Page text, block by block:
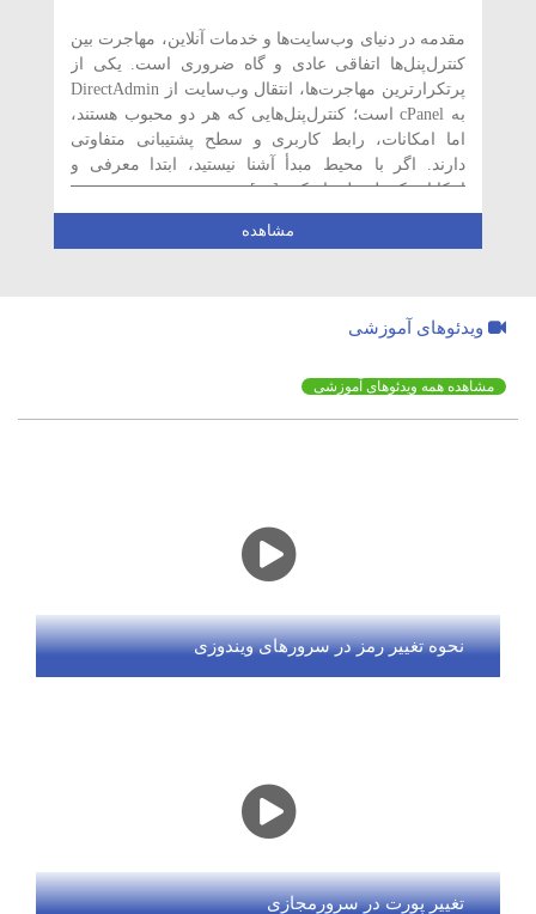
مقدمه در دنیای وب‌سایت‌ها و خدمات آنلاین، مهاجرت بین
کنترل‌پنل‌ها اتفاقی عادی و گاه ضروری است. یکی از
پرتکرارترین مهاجرت‌ها، انتقال وب‌سایت از DirectAdmin
به cPanel است؛ کنترل‌پنل‌هایی که هر دو محبوب هستند،
اما امکانات، رابط کاربری و سطح پشتیبانی متفاوتی
دارند. اگر با محیط مبدأ آشنا نیستید، ابتدا معرفی و
امکانات کنترل پنل دایرکت […]
مشاهده
ویدئوهای آموزشی
مشاهده همه ویدئوهای آموزشی
نحوه تغییر رمز در سرورهای ویندوزی
تغییر پورت در سرورمجازی